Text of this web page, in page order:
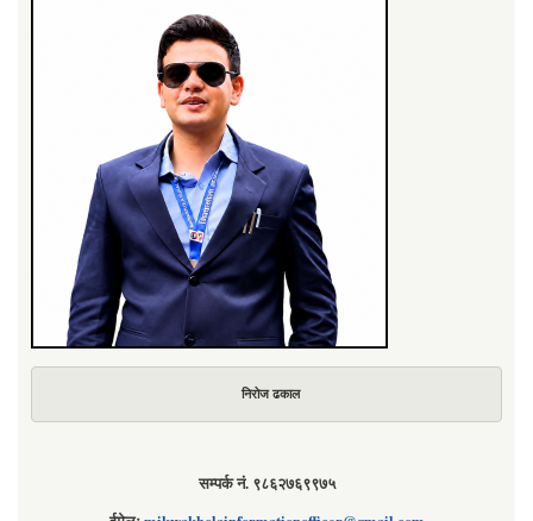
निरोज ढकाल
सम्पर्क नं. ९८६२७६९९७५